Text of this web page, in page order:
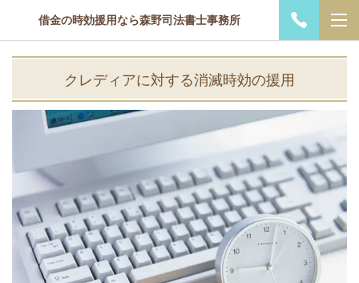
借金の時効援用なら森野司法書士事務所
クレディアに対する消滅時効の援用